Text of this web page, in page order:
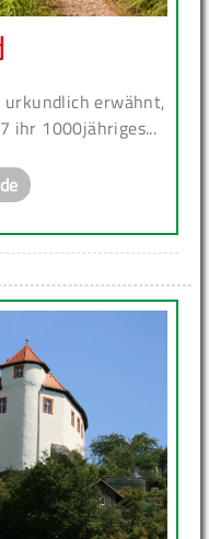
urkundlich erwähnt,
ihr 1000jähriges...